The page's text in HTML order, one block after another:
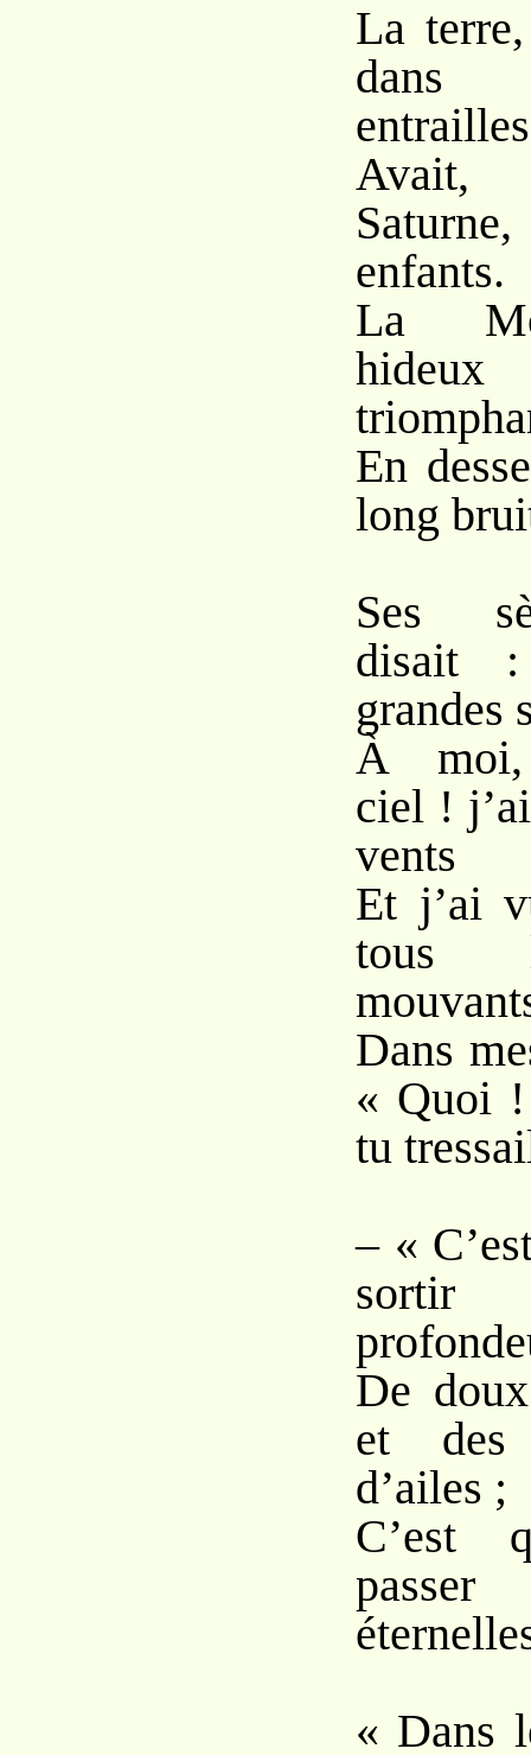
La
dans
entrailles
enfants.
La
hideux
En
long
Ses
disait
grandes
À
ciel !
vents
Et j’ai
tous
Dans
« Quoi
tu
– «
sortir
De
et des
d’ailes ;
C’est
« Dans